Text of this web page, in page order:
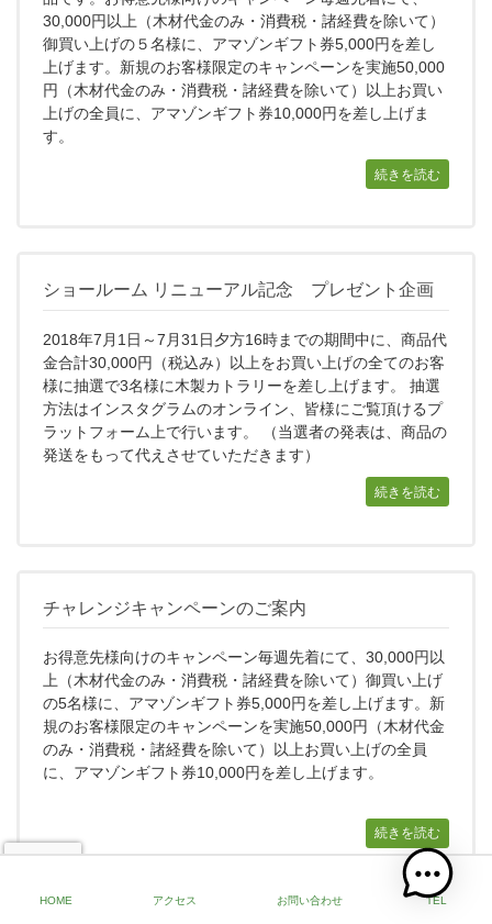
30,000円以上（木材代金のみ・消費税・諸経費を除いて）
御買い上げの５名様に、アマゾンギフト券5,000円を差し
上げます。新規のお客様限定のキャンペーンを実施50,000
円（木材代金のみ・消費税・諸経費を除いて）以上お買い
上げの全員に、アマゾンギフト券10,000円を差し上げま
す。
続きを読む
ショールーム リニューアル記念 プレゼント企画
2018年7月1日～7月31日夕方16時までの期間中に、商品代
金合計30,000円（税込み）以上をお買い上げの全てのお客
様に抽選で3名様に木製カトラリーを差し上げます。 抽選
方法はインスタグラムのオンライン、皆様にご覧頂けるプ
ラットフォーム上で行います。 （当選者の発表は、商品の
発送をもって代えさせていただきます）
続きを読む
チャレンジキャンペーンのご案内
お得意先様向けのキャンペーン毎週先着にて、30,000円以
上（木材代金のみ・消費税・諸経費を除いて）御買い上げ
の5名様に、アマゾンギフト券5,000円を差し上げます。新
規のお客様限定のキャンペーンを実施50,000円（木材代金
のみ・消費税・諸経費を除いて）以上お買い上げの全員
に、アマゾンギフト券10,000円を差し上げます。
続きを読む
HOME アクセス お問い合わせ TEL